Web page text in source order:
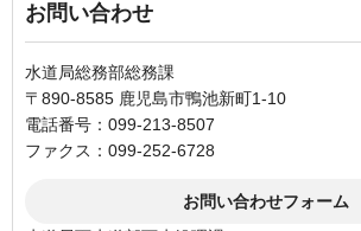
お問い合わせ
水道局総務部総務課
〒890-8585 鹿児島市鴨池新町1-10
電話番号：099-213-8507
ファクス：099-252-6728